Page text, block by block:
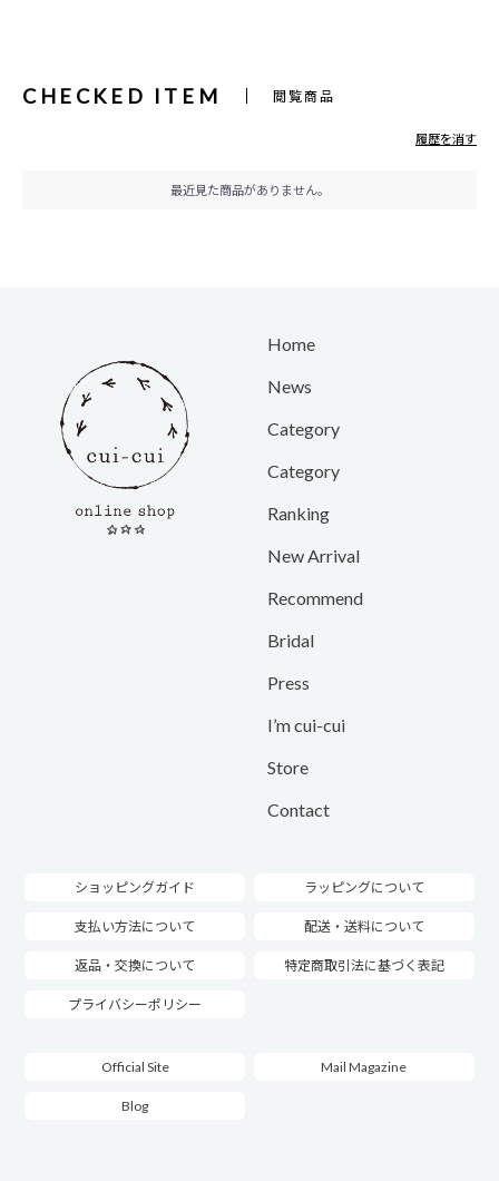
CHECKED ITEM 閲覧商品
履歴を消す
最近見た商品がありません。
Home
News
Category
Category
Ranking
New Arrival
Recommend
Bridal
Press
I’m cui-cui
Store
Contact
ショッピングガイド ラッピングについて
支払い方法について 配送・送料について
返品・交換について 特定商取引法に基づく表記
プライバシーポリシー
Official Site Mail Magazine
Blog